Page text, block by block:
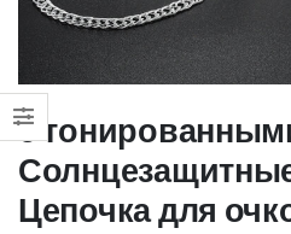
с
Цепочка для